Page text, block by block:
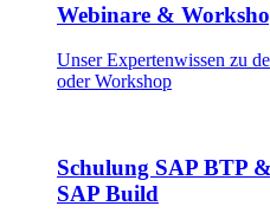
Webinare &
Unser Experten­wissen zu
oder Workshop
Schulung SAP BTP &
SAP Build